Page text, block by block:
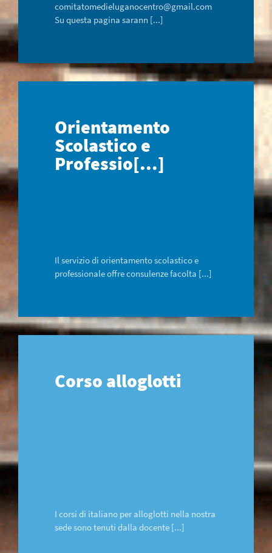
comitatomedieluganocentro@gmail.com
Su questa pagina sarann [...]
Orientamento
Scolastico e
Professio[...]
Il servizio di orientamento scolastico e
professionale offre consulenze facolta [...]
Corso alloglotti
I corsi di italiano per alloglotti nella nostra
sede sono tenuti dalla docente [...]